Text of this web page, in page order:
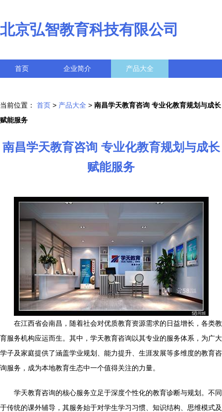
北京弘智教育科技有限公司
首页 企业简介 产品大全
当前位置： 首页 > 产品大全 > 南昌学天教育咨询 专业化教育规划与成长
赋能服务
南昌学天教育咨询 专业化教育规划与成长
赋能服务
在江西省会南昌，随着社会对优质教育资源需求的日益增长，各类教
育服务机构应运而生。其中，学天教育咨询以其专业的服务体系，为广大
学子及家庭提供了涵盖学业规划、能力提升、生涯发展等多维度的教育咨
询服务，成为本地教育生态中一个值得关注的力量。
学天教育咨询的核心服务立足于深度个性化的教育诊断与规划。不同
于传统的课外辅导，其服务始于对学生学习习惯、知识结构、思维模式及